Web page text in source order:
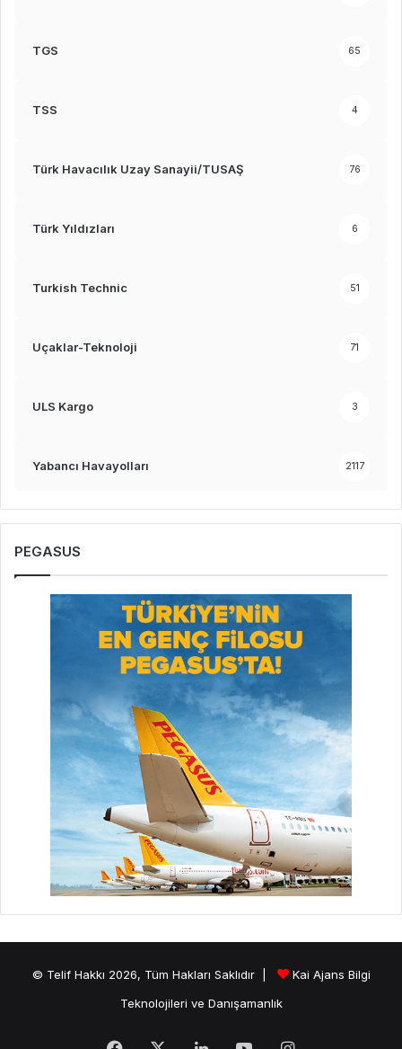
TGS 65
TSS 4
Türk Havacılık Uzay Sanayii/TUSAŞ 76
Türk Yıldızları 6
Turkish Technic 51
Uçaklar-Teknoloji 71
ULS Kargo 3
Yabancı Havayolları 2117
PEGASUS
© Telif Hakkı 2026, Tüm Hakları Saklıdır |
Kai Ajans Bilgi
Teknolojileri ve Danışamanlık